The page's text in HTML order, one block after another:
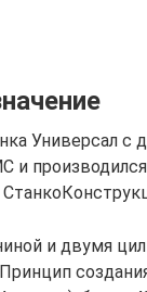
Универсал с
и
и двумя